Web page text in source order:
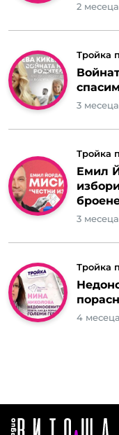
2 месеца
Тройка
3 месеца
Тройка
Емил
3 месеца
Тройка
4 месеца